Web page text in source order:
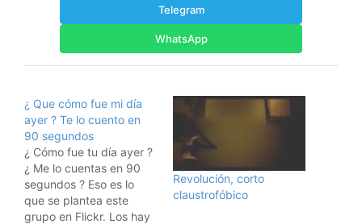
Telegram
WhatsApp
¿ Que cómo fue mi día
ayer ? Te lo cuento en
90 segundos
¿ Cómo fue tu día ayer ?
¿ Me lo cuentas en 90
segundos ? Eso es lo
que se plantea este
grupo en Flickr. Los hay
Revolución, corto
claustrofóbico